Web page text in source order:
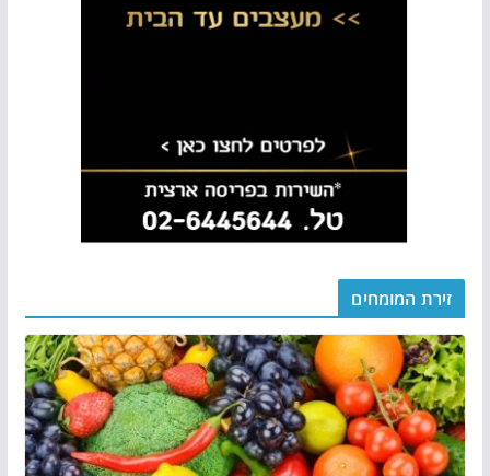
זירת המומחים